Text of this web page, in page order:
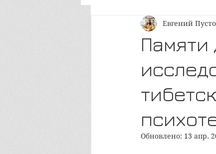
Философия Евгений
Обновлено: 13 апр.